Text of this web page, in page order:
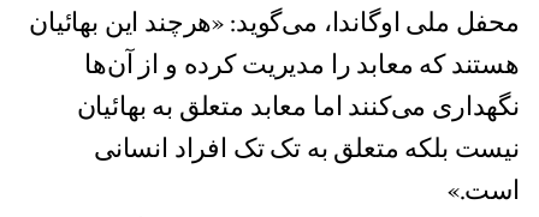
محفل ملی اوگاندا، می‌گوید: «هرچند این بهائیان
هستند که معابد را مدیریت کرده و از آن‌ها
نگهداری می‌کنند اما معابد متعلق به بهائیان
نیست بلکه متعلق به تک تک افراد انسانی
است.»